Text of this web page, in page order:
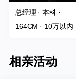
总经理 · 本科 ·
164CM · 10万以内
相亲活动